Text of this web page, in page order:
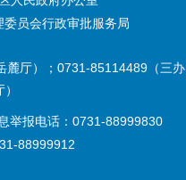
员会行政审批服务局
麓厅）；0731-85114489（三办
举报电话：0731-88999830
88999912